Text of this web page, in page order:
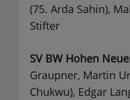
(75. Arda Sahin),
Stifter
SV BW Hohen
Graupner, Martin
Chukwu), Edgar